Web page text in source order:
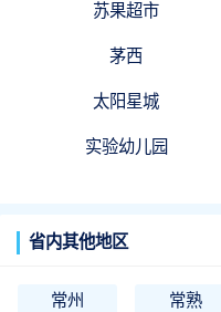
苏果超市
茅西
太阳星城
实验幼儿园
省内其他地区
常州 常熟